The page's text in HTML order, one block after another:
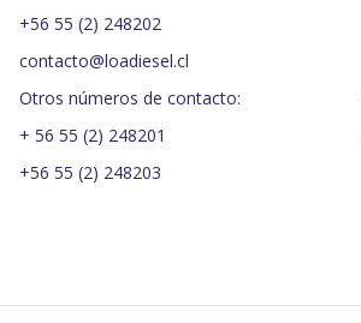
+56 55 (2) 248202
contacto@loadiesel.cl
Otros números de contacto:
+ 56 55 (2) 248201
+56 55 (2) 248203